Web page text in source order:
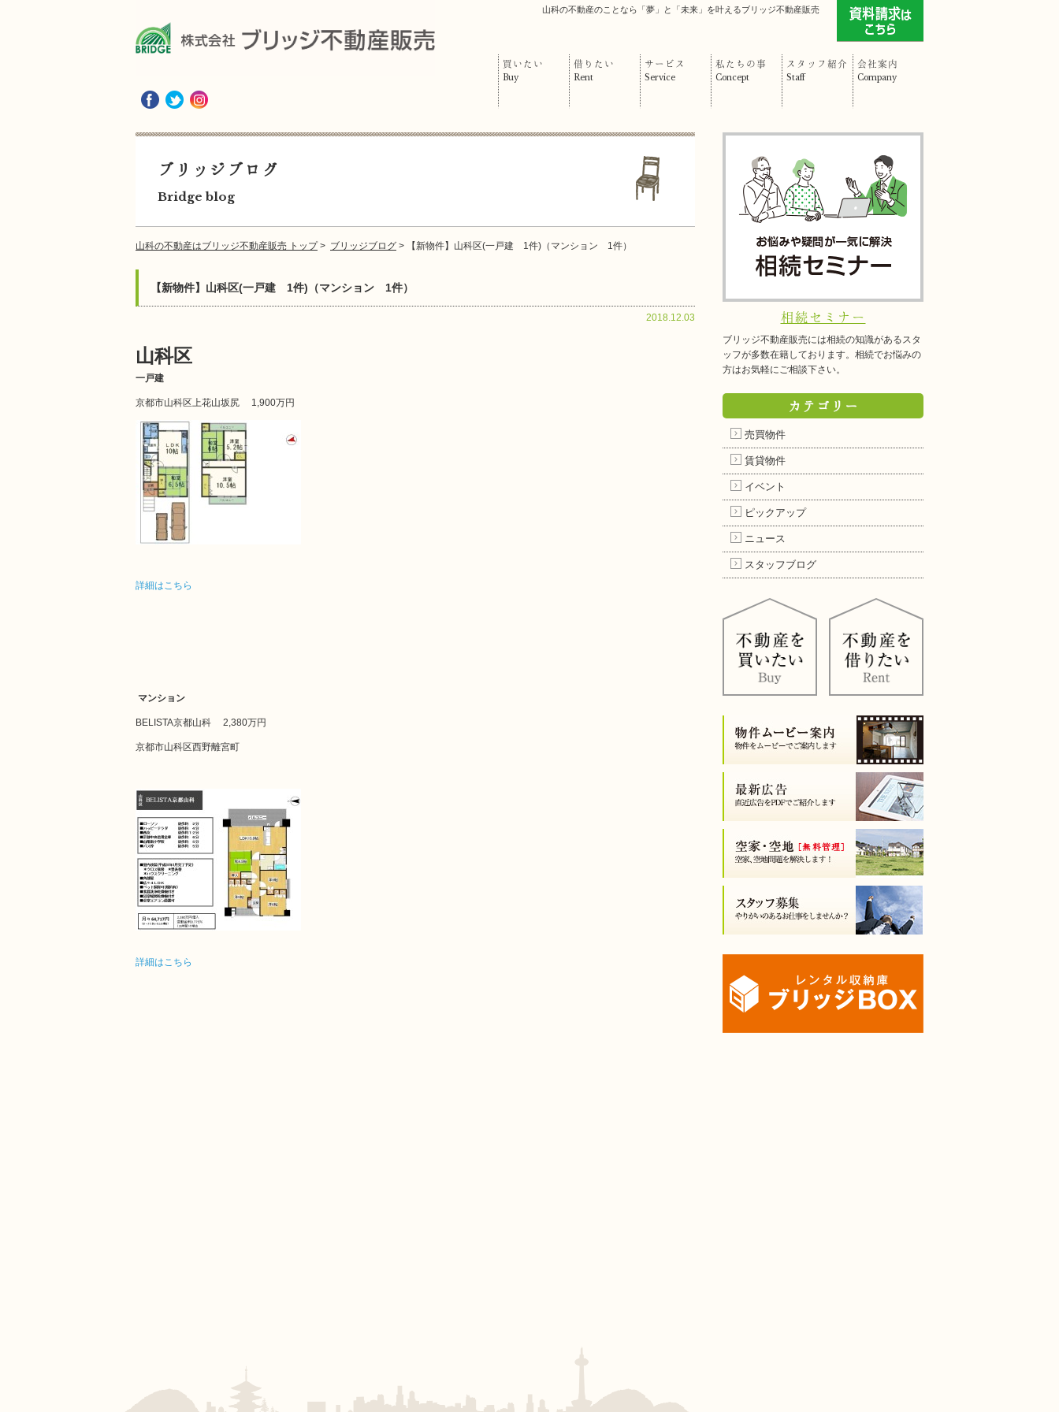
山科の不動産のことなら「夢」と「未来」を叶えるブリッジ不動産販売
買いたい
Buy
借りたい
Rent
サービス
Service
私たちの事
Concept
スタッフ紹介
Staff
会社案内
Company
ブリッジブログ
Bridge blog
山科の不動産はブリッジ不動産販売 トップ> ブリッジブログ > 【新物件】山科区(一戸建 1件)（マンション 1件）
【新物件】山科区(一戸建 1件)（マンション 1件）
2018.12.03
山科区
一戸建
京都市山科区上花山坂尻 1,900万円
詳細はこちら
マンション
BELISTA京都山科 2,380万円
京都市山科区西野離宮町
詳細はこちら
相続セミナー
ブリッジ不動産販売には相続の知識があるスタ
ッフが多数在籍しております。相続でお悩みの
方はお気軽にご相談下さい。
カテゴリー
売買物件
賃貸物件
イベント
ピックアップ
ニュース
スタッフブログ